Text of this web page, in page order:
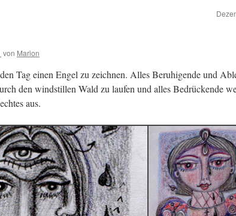
von Marion
Tag einen Engel zu zeichnen. Alles Beruhigende und
den windstillen Wald zu laufen und alles Bedrückende
aus.